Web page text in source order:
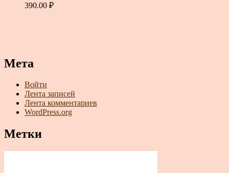
390.00 ₽
Мета
Войти
Лента записей
Лента комментариев
WordPress.org
Метки